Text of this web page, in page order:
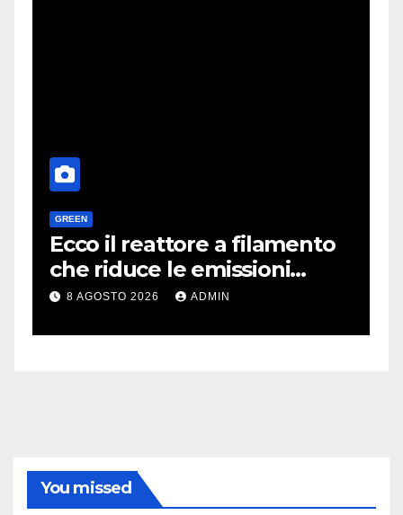
GREEN
Ecco il reattore a filamento
che riduce le emissioni
dell’industria chimica
8 AGOSTO 2026 ADMIN
You missed